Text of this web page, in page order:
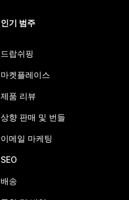
인기 범주
드랍쉬핑
마켓플레이스
제품 리뷰
상향 판매 및 번들
이메일 마케팅
SEO
배송